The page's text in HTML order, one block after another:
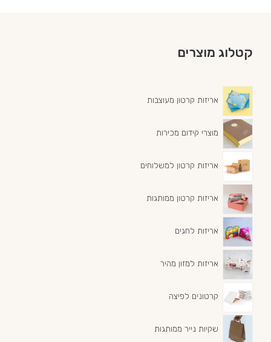
קטלוג מוצרים
אריזות קרטון מעוצבות
מוצרי קידום מכירות
אריזות קרטון למשלוחים
אריזות קרטון ממותגות
אריזות לחגים
אריזות למזון מהיר
קרטונים לפיצה
שקיות נייר ממותגות